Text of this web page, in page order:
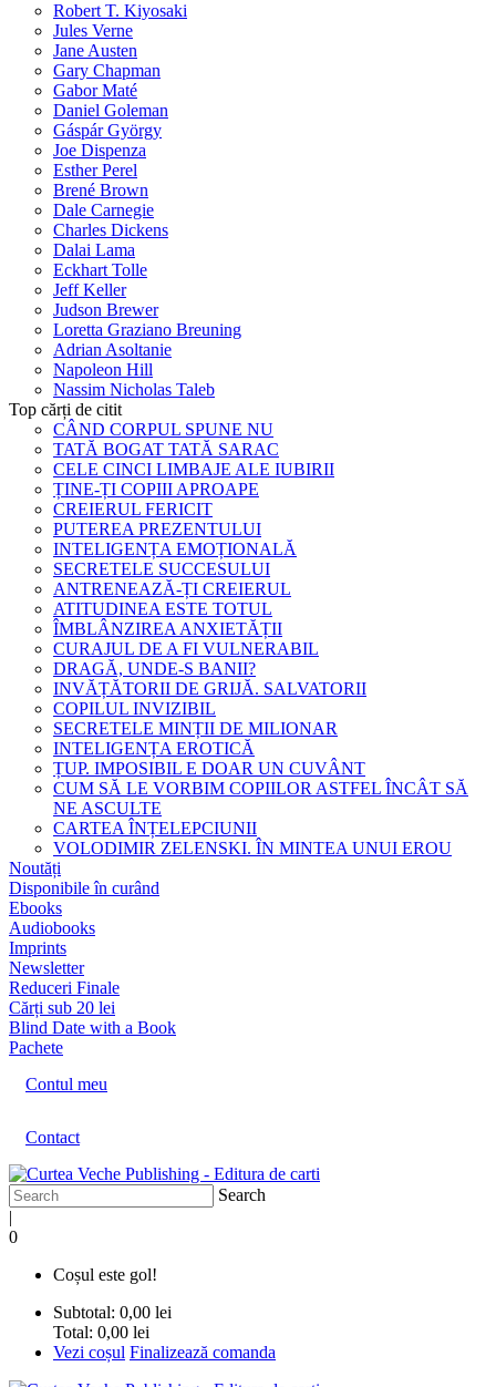
Robert T. Kiyosaki
Jules Verne
Jane Austen
Gary Chapman
Gabor Maté
Daniel Goleman
Gáspár György
Joe Dispenza
Esther Perel
Brené Brown
Dale Carnegie
Charles Dickens
Dalai Lama
Eckhart Tolle
Jeff Keller
Judson Brewer
Loretta Graziano Breuning
Adrian Asoltanie
Napoleon Hill
Nassim Nicholas Taleb
Top cărți de citit
CÂND CORPUL SPUNE NU
TATĂ BOGAT TATĂ SARAC
CELE CINCI LIMBAJE ALE IUBIRII
ȚINE-ȚI COPIII APROAPE
CREIERUL FERICIT
PUTEREA PREZENTULUI
INTELIGENȚA EMOȚIONALĂ
SECRETELE SUCCESULUI
ANTRENEAZĂ-ȚI CREIERUL
ATITUDINEA ESTE TOTUL
ÎMBLÂNZIREA ANXIETĂȚII
CURAJUL DE A FI VULNERABIL
DRAGĂ, UNDE-S BANII?
INVĂȚĂTORII DE GRIJĂ. SALVATORII
COPILUL INVIZIBIL
SECRETELE MINȚII DE MILIONAR
INTELIGENȚA EROTICĂ
ȚUP. IMPOSIBIL E DOAR UN CUVÂNT
CUM SĂ LE VORBIM COPIILOR ASTFEL ÎNCÂT SĂ
NE ASCULTE
CARTEA ÎNȚELEPCIUNII
VOLODIMIR ZELENSKI. ÎN MINTEA UNUI EROU
Noutăți
Disponibile în curând
Ebooks
Audiobooks
Imprints
Newsletter
Reduceri Finale
Cărți sub 20 lei
Blind Date with a Book
Pachete
Contul meu
Contact
Search
|
0
Coșul este gol!
Subtotal: 0,00 lei
Total: 0,00 lei
Vezi coșul Finalizează comanda